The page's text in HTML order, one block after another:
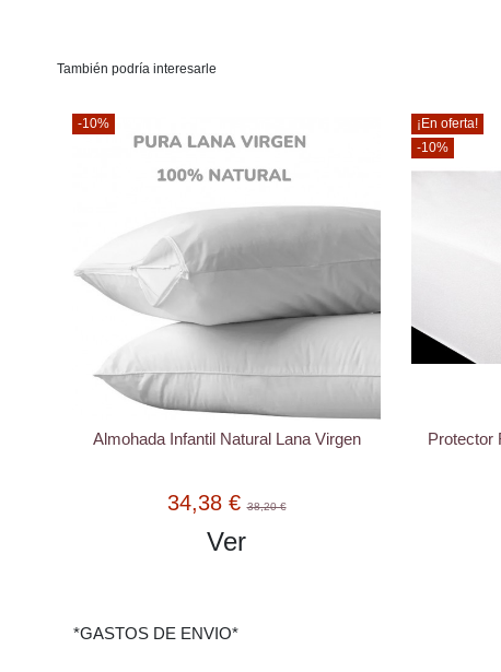
También podría interesarle
-10%
Almohada Infantil Natural Lana Virgen
34,38 €38,20 €
Ver
¡En oferta!
-10%
Protector
*GASTOS DE ENVIO*